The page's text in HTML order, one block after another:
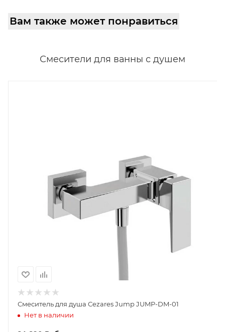
Вам также может понравиться
Смесители для ванны с душем
Смеситель для душа Cezares Jump JUMP-DM-01
Нет в наличии